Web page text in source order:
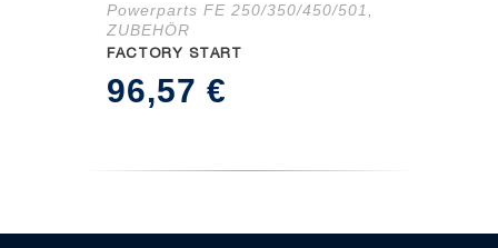
Powerparts FE 250/350/450/501 ,
ZUBEHÖR
FACTORY START
96,57 €